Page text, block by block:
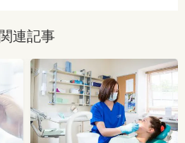
関連記事